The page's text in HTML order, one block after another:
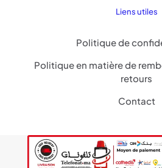
Liens utiles
Politique de
Politique en matière de
retours
Contact